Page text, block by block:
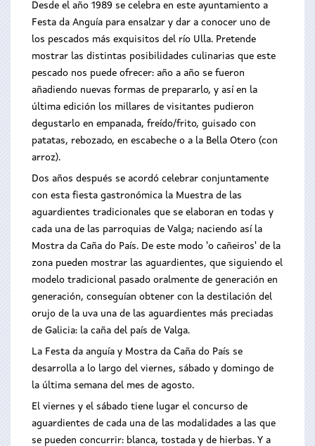
Desde el año 1989 se celebra en este ayuntamiento a
Festa da Anguía para ensalzar y dar a conocer uno de
los pescados más exquisitos del río Ulla. Pretende
mostrar las distintas posibilidades culinarias que este
pescado nos puede ofrecer: año a año se fueron
añadiendo nuevas formas de prepararlo, y así en la
última edición los millares de visitantes pudieron
degustarlo en empanada, freído/frito, guisado con
patatas, rebozado, en escabeche o a la Bella Otero (con
arroz).
Dos años después se acordó celebrar conjuntamente
con esta fiesta gastronómica la Muestra de las
aguardientes tradicionales que se elaboran en todas y
cada una de las parroquias de Valga; naciendo así la
Mostra da Caña do País. De este modo 'o cañeiros' de la
zona pueden mostrar las aguardientes, que siguiendo el
modelo tradicional pasado oralmente de generación en
generación, conseguían obtener con la destilación del
orujo de la uva una de las aguardientes más preciadas
de Galicia: la caña del país de Valga.
La Festa da anguía y Mostra da Caña do País se
desarrolla a lo largo del viernes, sábado y domingo de
la última semana del mes de agosto.
El viernes y el sábado tiene lugar el concurso de
aguardientes de cada una de las modalidades a las que
se pueden concurrir: blanca, tostada y de hierbas. Y a